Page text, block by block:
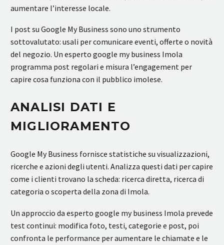
aumentare l’interesse locale.
I post su Google My Business sono uno strumento
sottovalutato: usali per comunicare eventi, offerte o novità
del negozio. Un esperto google my business Imola
programma post regolari e misura l’engagement per
capire cosa funziona con il pubblico imolese.
ANALISI DATI E
MIGLIORAMENTO
Google My Business fornisce statistiche su visualizzazioni,
ricerche e azioni degli utenti. Analizza questi dati per capire
come i clienti trovano la scheda: ricerca diretta, ricerca di
categoria o scoperta della zona di Imola.
Un approccio da esperto google my business Imola prevede
test continui: modifica foto, testi, categorie e post, poi
confronta le performance per aumentare le chiamate e le